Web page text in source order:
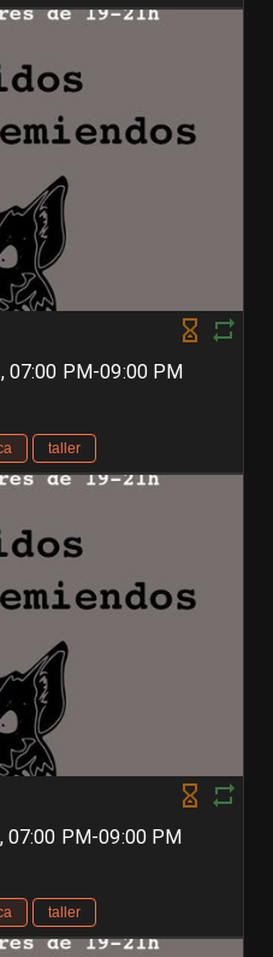
07:00 PM-09:00 PM
taller
07:00 PM-09:00 PM
taller